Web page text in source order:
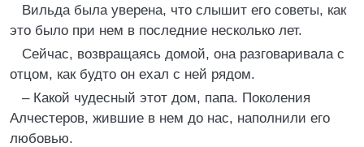
Вильда была уверена, что слышит его советы, как
это было при нем в последние несколько лет.
Сейчас, возвращаясь домой, она разговаривала с
отцом, как будто он ехал с ней рядом.
– Какой чудесный этот дом, папа. Поколения
Алчестеров, жившие в нем до нас, наполнили его
любовью.